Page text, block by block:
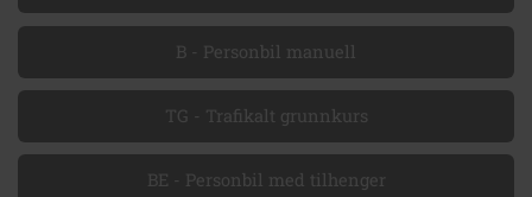
B - Personbil manuell
TG - Trafikalt grunnkurs
BE - Personbil med tilhenger